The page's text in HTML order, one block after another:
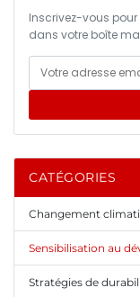
Inscrivez-vous
dans votre boîte
CATÉGORIES
Changement
Sensibilisation au
Stratégies de